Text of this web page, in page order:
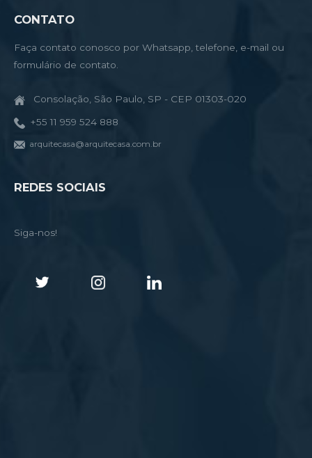
CONTATO
Faça contato conosco por Whatsapp, telefone, e-mail ou
formulário de contato.
Consolação, São Paulo, SP - CEP 01303-020
+55 11 959 524 888
arquitecasa@arquitecasa.com.br
REDES SOCIAIS
Siga-nos!